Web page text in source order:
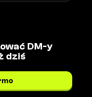
DM-y
dziś